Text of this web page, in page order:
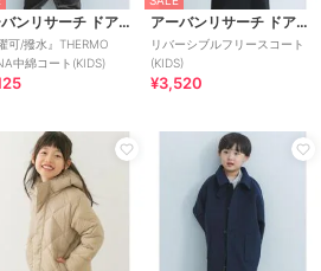
アーバンリサーチ ドアーズ
可/撥水』THERMO
中綿コート(KIDS)
アーバンリサーチ ドアーズ
リバーシブルフリースコート
(KIDS)
¥3,520